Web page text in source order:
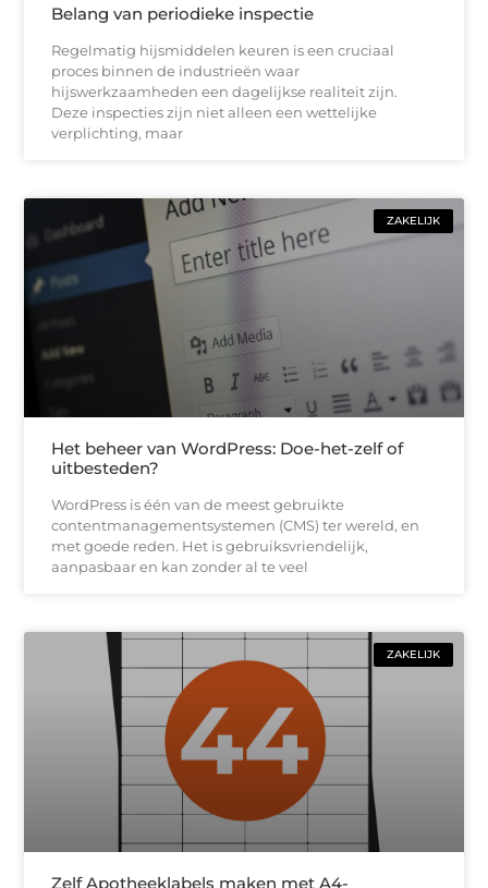
Belang van periodieke inspectie
Regelmatig hijsmiddelen keuren is een cruciaal
proces binnen de industrieën waar
hijswerkzaamheden een dagelijkse realiteit zijn.
Deze inspecties zijn niet alleen een wettelijke
verplichting, maar
ZAKELIJK
Het beheer van WordPress: Doe-het-zelf of
uitbesteden?
WordPress is één van de meest gebruikte
contentmanagementsystemen (CMS) ter wereld, en
met goede reden. Het is gebruiksvriendelijk,
aanpasbaar en kan zonder al te veel
ZAKELIJK
Zelf Apotheeklabels maken met A4-